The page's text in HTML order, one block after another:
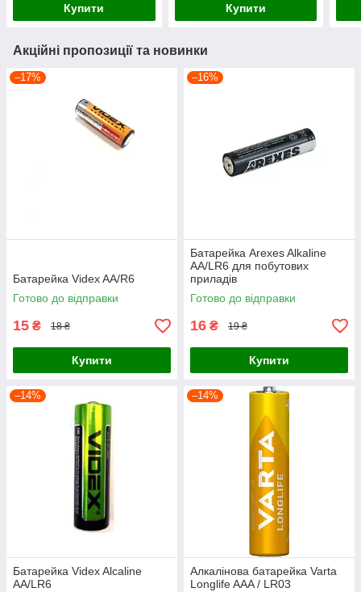
Купити Купити
Акційні пропозиції та новинки
–17%
Батарейка Videx AA/R6
Готово до відправки
15 ₴ 18 ₴
Купити
–16%
Батарейка Arexes Alkaline
AA/LR6 для побутових
приладів
Готово до відправки
16 ₴ 19 ₴
Купити
–14%
Батарейка Videx Alcaline
AA/LR6
–14%
Алкалінова батарейка Varta
Longlife AAA / LR03